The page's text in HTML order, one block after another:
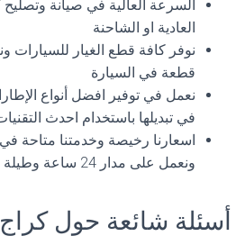
السرعة العالية في صيانة وتصليح
العادية او الشاحنة
نوفر كافة قطع الغيار للسيارات
قطعة في السيارة
نعمل في توفير افضل أنواع
في تبديلها باستخدام احدث
اسعارنا رخيصة وخدمتنا متاحة
ونعمل على مدار 24 ساعة وطيلة الأسبوع.
أسئلة شائعة حول